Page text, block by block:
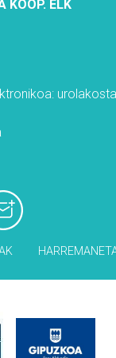
KOOP. ELK